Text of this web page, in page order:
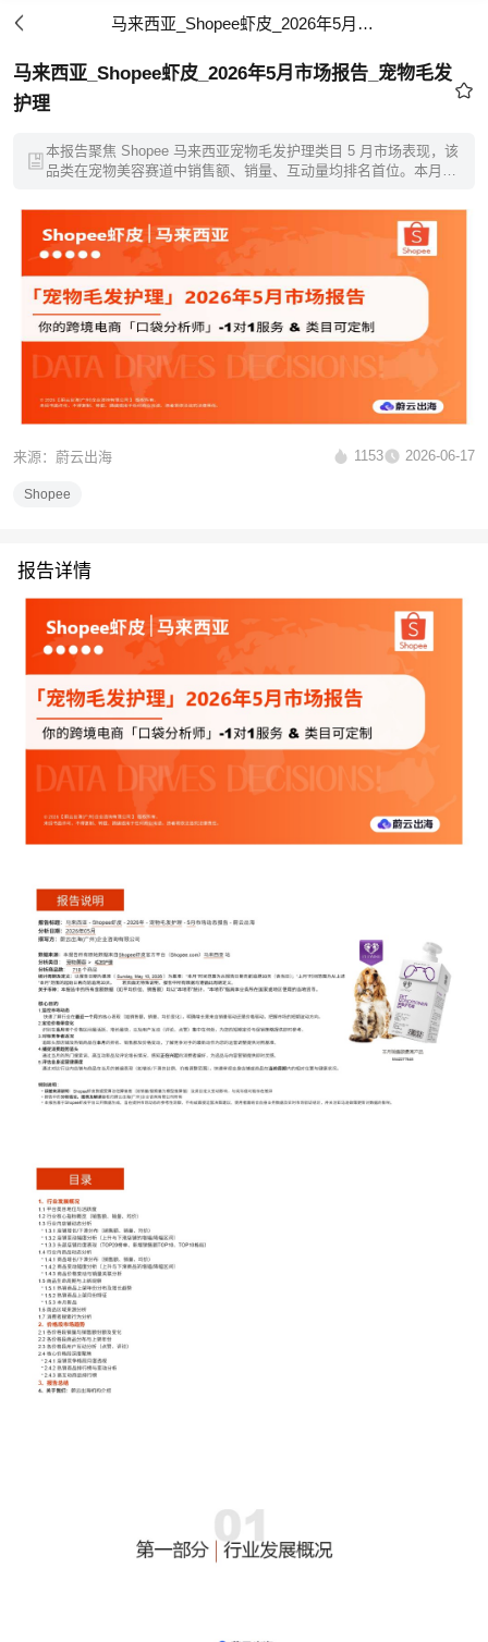
马来西亚_Shopee虾皮_2026年5月市场报告_宠物毛发护理
马来西亚_Shopee虾皮_2026年5月市场报告_宠物毛发
护理
本报告聚焦 Shopee 马来西亚宠物毛发护理类目 5 月市场表现，该
品类在宠物美容赛道中销售额、销量、互动量均排名首位。本月行
商品、店铺等多维度数据，DNY123 结合数据梳理市场特征，为卖
家定价、选品及竞品对标提供参考
来源：蔚云出海 1153 2026-06-17
Shopee
报告详情